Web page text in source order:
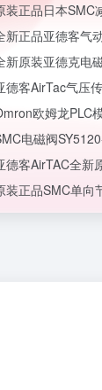
M5-06A
装正品日本SMC
新正品亚德客气
新原装亚德克电
德客AirTac气压
欧姆龙PLC
电磁阀
德客AirTAC全新原装
装正品SMC单向节